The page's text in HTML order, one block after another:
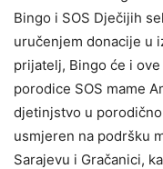
Bingo i SOS Dječijih
uručenjem donacije u
prijatelj, Bingo će i
porodice SOS mame
djetinjstvo u
usmjeren na podršku
Sarajevu i Gračanici,